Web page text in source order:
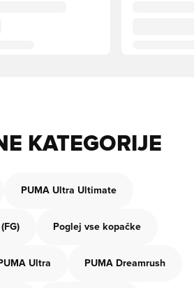
KATEGORIJE
PUMA Ultra Ultimate
Poglej vse kopačke
PUMA Ultra PUMA Dreamrush